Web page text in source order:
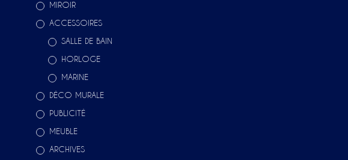
MIROIR
ACCESSOIRES
SALLE DE BAIN
HORLOGE
MARINE
DÉCO MURALE
PUBLICITÉ
MEUBLE
ARCHIVES